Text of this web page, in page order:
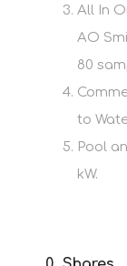
All In
AO
80
to
Pool
kW.